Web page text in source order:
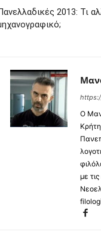
2013: Τι
Ο
με